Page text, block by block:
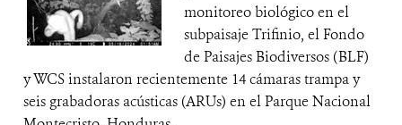
monitoreo biológico en el
subpaisaje Trifinio, el Fondo
de Paisajes Biodiversos (BLF)
y WCS instalaron recientemente 14 cámaras trampa y
seis grabadoras acústicas (ARUs) en el Parque Nacional